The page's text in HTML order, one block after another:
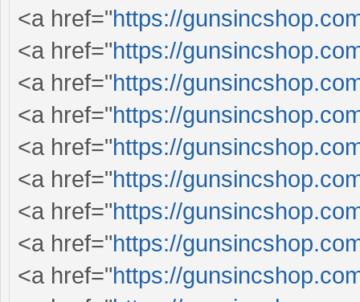
<a href="https://
<a href="https://
<a href="https://
<a href="https://
<a href="https://
<a href="https://
<a href="https://
<a href="https://
<a href="https://